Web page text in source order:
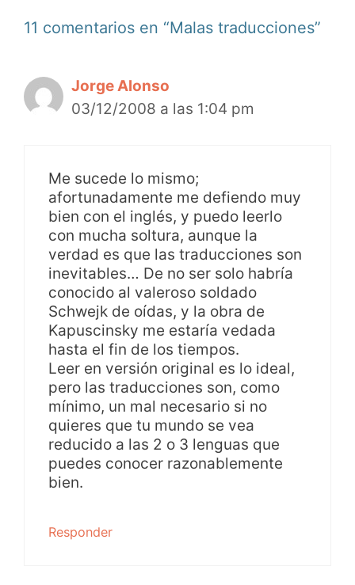
11 comentarios en “Malas traducciones”
Jorge Alonso
03/12/2008 a las 1:04 pm
Me sucede lo mismo;
afortunadamente me defiendo muy
bien con el inglés, y puedo leerlo
con mucha soltura, aunque la
verdad es que las traducciones son
inevitables… De no ser solo habría
conocido al valeroso soldado
Schwejk de oídas, y la obra de
Kapuscinsky me estaría vedada
hasta el fin de los tiempos.
Leer en versión original es lo ideal,
pero las traducciones son, como
mínimo, un mal necesario si no
quieres que tu mundo se vea
reducido a las 2 o 3 lenguas que
puedes conocer razonablemente
bien.
Responder